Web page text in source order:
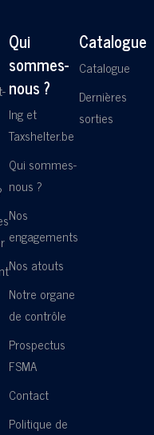
Qui
sommes-
nous ?
Ing et
Taxshelter.be
Qui sommes-
nous ?
Nos
engagements
Nos atouts
Notre organe
de contrôle
Prospectus
FSMA
Contact
Politique de
Catalogue
Catalogue
Dernières
sorties